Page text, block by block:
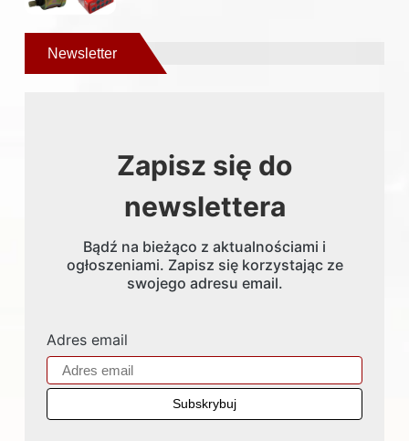
Newsletter
Zapisz się do
newslettera
Bądź na bieżąco z aktualnościami i
ogłoszeniami. Zapisz się korzystając ze
swojego adresu email.
Adres email